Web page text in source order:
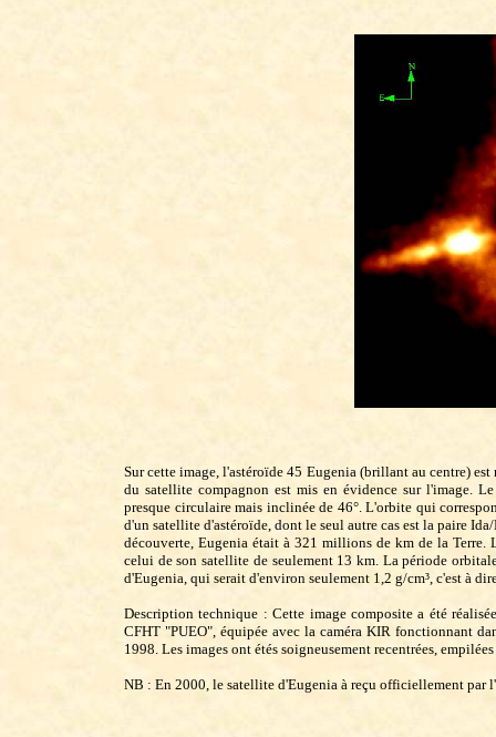
Sur cette image, l'astéroïde 45 Eugenia (brillant au centre)
du satellite compagnon est mis en évidence sur l'image.
presque circulaire mais inclinée de 46°. L'orbite qui
d'un satellite d'astéroïde, dont le seul autre cas est la paire
découverte, Eugenia était à 321 millions de km de la
celui de son satellite de seulement 13 km. La période
d'Eugenia, qui serait d'environ seulement 1,2 g/cm³, c'est à
Description technique : Cette image composite a été
CFHT "PUEO", équipée avec la caméra KIR fonctionnant
1998. Les images ont étés soigneusement recentrées,
NB : En 2000, le satellite d'Eugenia à reçu officiellement